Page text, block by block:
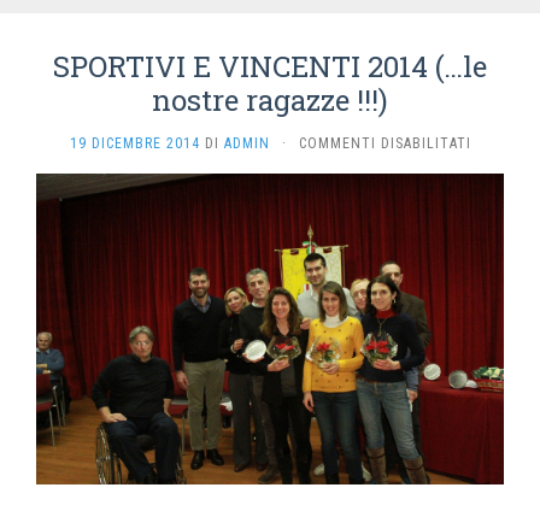
SPORTIVI E VINCENTI 2014 (…le
nostre ragazze !!!)
19 DICEMBRE 2014 DI ADMIN · COMMENTI DISABILITATI